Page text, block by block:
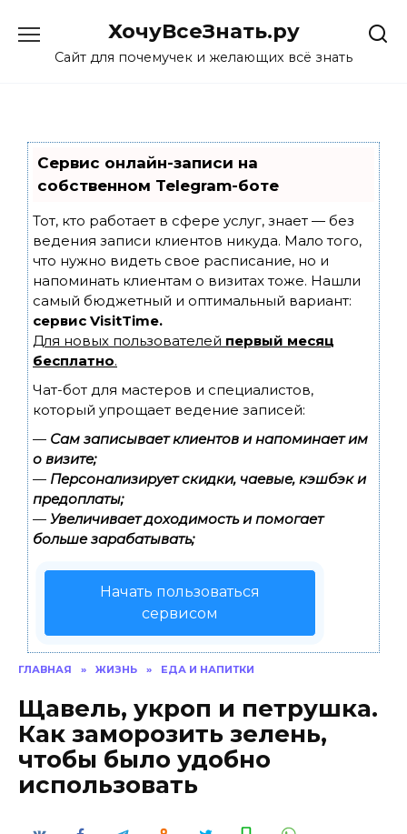
content
ХочуВсеЗнать.ру
Сайт для почемучек и желающих всё знать
Сервис онлайн-записи на
собственном Telegram-боте
Тот, кто работает в сфере услуг, знает — без
ведения записи клиентов никуда. Мало того,
что нужно видеть свое расписание, но и
напоминать клиентам о визитах тоже. Нашли
самый бюджетный и оптимальный вариант:
сервис VisitTime.
Для новых пользователей первый месяц
бесплатно.
Чат-бот для мастеров и специалистов,
который упрощает ведение записей:
— Сам записывает клиентов и напоминает им
о визите;
— Персонализирует скидки, чаевые, кэшбэк и
предоплаты;
— Увеличивает доходимость и помогает
больше зарабатывать;
Начать пользоваться
сервисом
ГЛАВНАЯ » ЖИЗНЬ » ЕДА И НАПИТКИ
Щавель, укроп и петрушка.
Как заморозить зелень,
чтобы было удобно
использовать